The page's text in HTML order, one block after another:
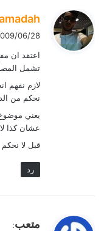
ي
ل
2009/06/28 الساعة 4:29
اعتقد ان
تشمل
لازم نفهم
نحكم من
يعني
عشان كذا
قبل لا نحكم
رد
متعب: